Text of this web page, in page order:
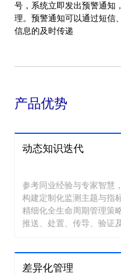
号，系统立即发出预警通知
理。预警通知可以通过短信
信息的及时传递
产品优势
动态知识迭代
参考同业经验与专家智慧
构建定制化监测主题与指
精细化全生命周期管理策
推送、处置、传导、验证
差异化管理